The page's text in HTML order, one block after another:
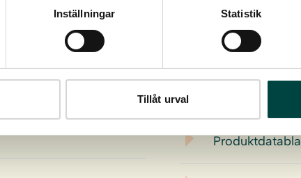
Inställningar Statistik
Tillåt urvalDownload